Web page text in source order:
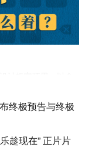
计极富巧思，以全
为人知的家庭“真
动的阳光少年，实
么说，我个人其实
终极预告与终极
趁现在” 正片片